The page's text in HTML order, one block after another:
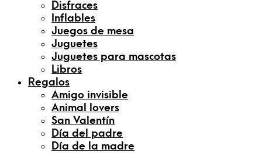
Disfraces
Inflables
Juegos de mesa
Juguetes
Juguetes para mascotas
Libros
Regalos
Amigo invisible
Animal lovers
San Valentín
Día del padre
Día de la madre